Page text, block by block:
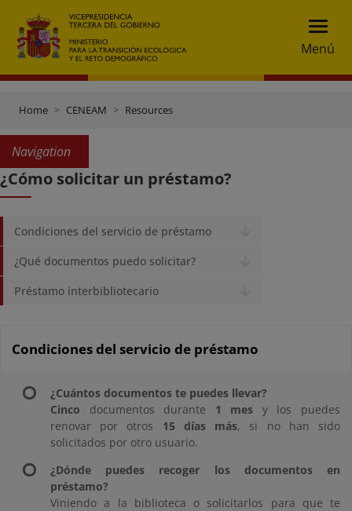
Menú
Home CENEAM Resources
Navigation
¿Cómo solicitar un préstamo?
Condiciones del servicio de préstamo
¿Qué documentos puedo solicitar?
Préstamo interbibliotecario
Condiciones del servicio de préstamo
¿Cuántos documentos te puedes llevar?
Cinco documentos durante 1 mes y los puedes
renovar por otros 15 días más, si no han sido
solicitados por otro usuario.
¿Dónde puedes recoger los documentos en
préstamo?
Viniendo a la biblioteca o solicitarlos para que te